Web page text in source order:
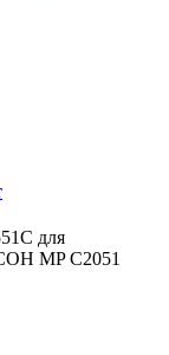
для
MP C2051